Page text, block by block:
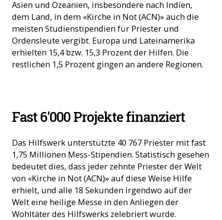
Asien und Ozeanien, insbesondere nach Indien,
dem Land, in dem «Kirche in Not (ACN)» auch die
meisten Studienstipendien für Priester und
Ordensleute vergibt. Europa und Lateinamerika
erhielten 15,4 bzw. 15,3 Prozent der Hilfen. Die
restlichen 1,5 Prozent gingen an andere Regionen.
3500m (Foto: ACN)
Fast 6'000 Projekte finanziert
Das Hilfswerk unterstützte 40 767 Priester mit fast
1,75 Millionen Mess-Stipendien. Statistisch gesehen
bedeutet dies, dass jeder zehnte Priester der Welt
von «Kirche in Not (ACN)» auf diese Weise Hilfe
erhielt, und alle 18 Sekunden irgendwo auf der
Welt eine heilige Messe in den Anliegen der
Wohltäter des Hilfswerks zelebriert wurde.